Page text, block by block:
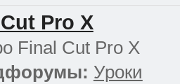
Pro X
Final Cut Pro X
Уроки